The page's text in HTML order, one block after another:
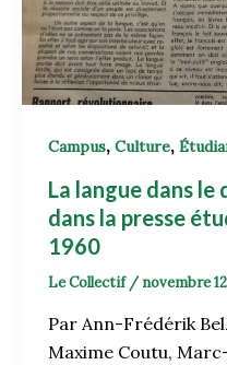
Campus, Culture,
La langue dans
dans la presse
1960
Le Collectif / novembre
Par Ann-Frédérik
Maxime Coutu,